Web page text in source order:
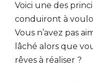
Voici une des
conduiront à
Vous n’avez pas
lâché alors que
rêves à réaliser ?